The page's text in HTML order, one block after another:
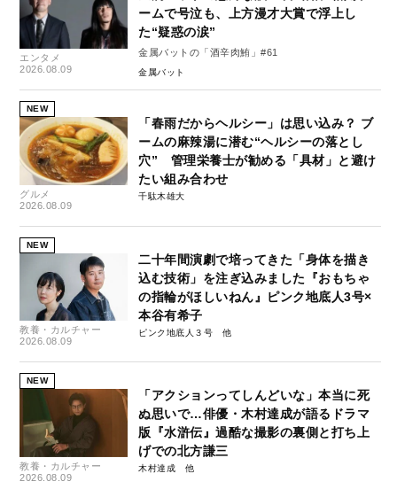
エンタメ
2026.08.09
ームで号泣も、上方漫才大賞で浮上し
た“疑惑の涙”
金属バットの「酒辛肉鮪」#61
金属バット
NEW
グルメ
2026.08.09
「春雨だからヘルシー」は思い込み？ ブ
ームの麻辣湯に潜む“ヘルシーの落とし
穴” 管理栄養士が勧める「具材」と避け
たい組み合わせ
千駄木雄大
NEW
教養・カルチャー
2026.08.09
二十年間演劇で培ってきた「身体を描き
込む技術」を注ぎ込みました『おもちゃ
の指輪がほしいねん』ピンク地底人3号×
本谷有希子
ピンク地底人３号
NEW
教養・カルチャー
2026.08.09
「アクションってしんどいな」本当に死
ぬ思いで…俳優・木村達成が語るドラマ
版『水滸伝』過酷な撮影の裏側と打ち上
げでの北方謙三
木村達成